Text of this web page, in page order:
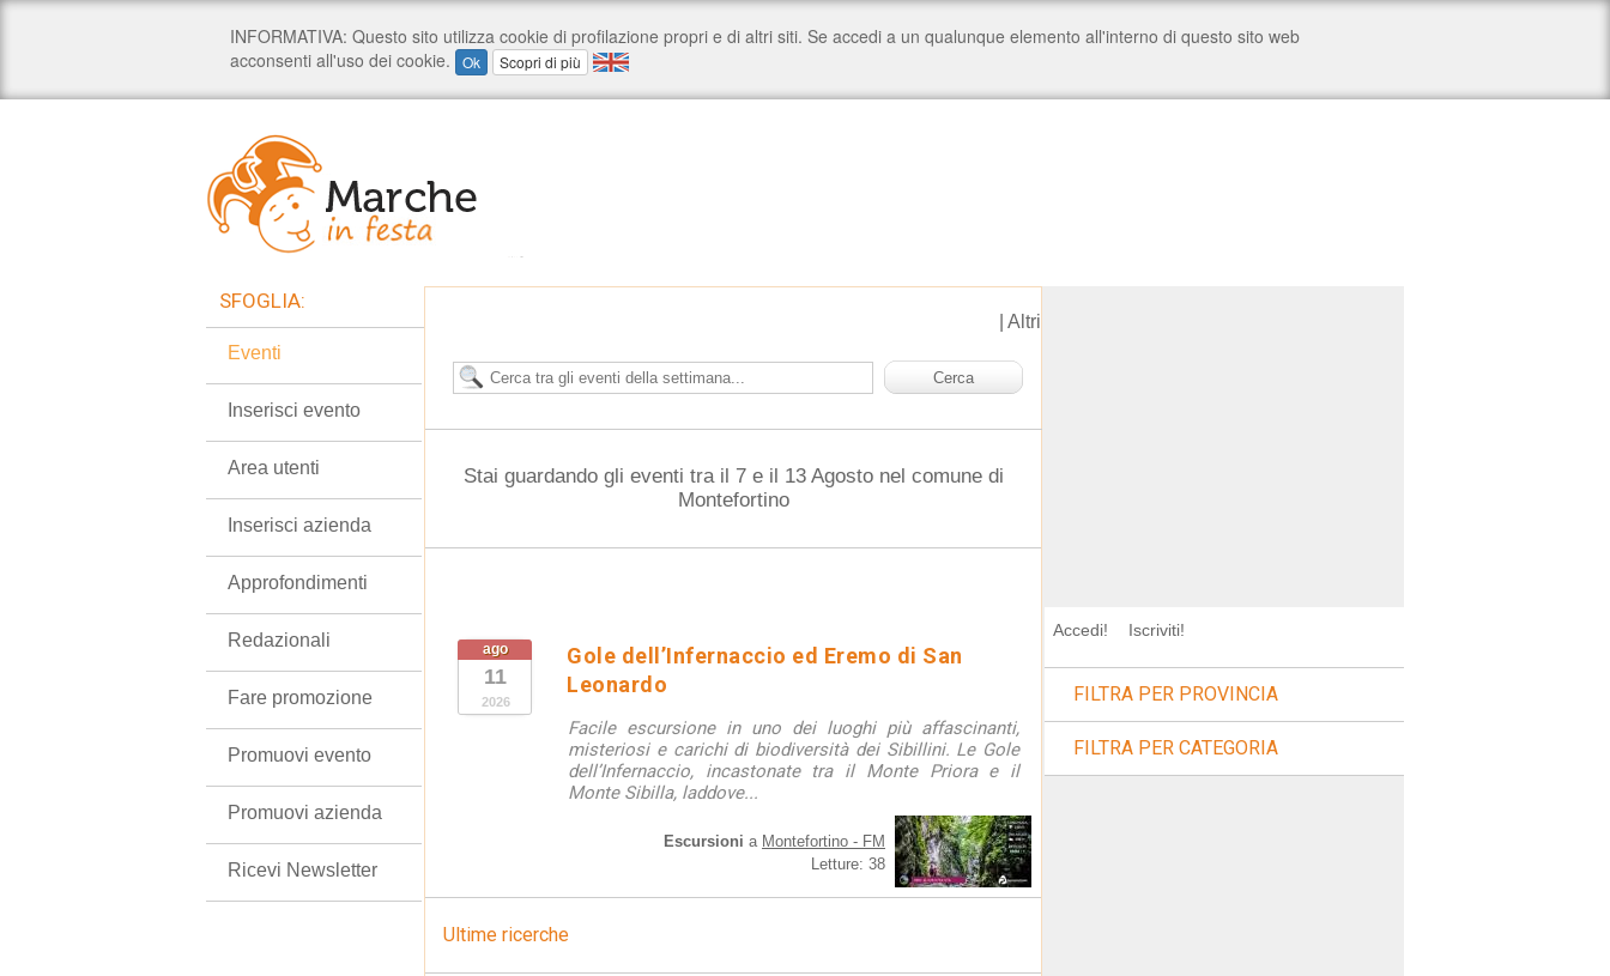
Altri
Stai guardando gli eventi tra il 7 e il 13 Agosto nel comune di
Montefortino
ago
11
2026
Gole dell’Infernaccio ed Eremo di San
Leonardo
Facile escursione in uno dei luoghi più affascinanti,
misteriosi e carichi di biodiversità dei Sibillini. Le Gole
dell’Infernaccio, incastonate tra il Monte Priora e il
Monte Sibilla, laddove...
Escursioni a Montefortino - FM
Letture: 38
Ultime ricerche
SFOGLIA:
Eventi
Inserisci evento
Area utenti
Inserisci azienda
Approfondimenti
Redazionali
Fare promozione
Promuovi evento
Promuovi azienda
Ricevi Newsletter
Accedi! Iscriviti!
FILTRA PER PROVINCIA
FILTRA PER CATEGORIA